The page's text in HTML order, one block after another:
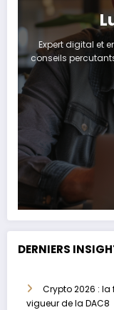
Expert digital et
conseils
DERNIERS
Crypto 2026 : la
vigueur de la DAC8